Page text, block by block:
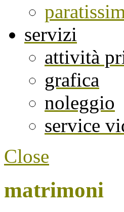
servizi
attività
grafica
noleggio
service
Close
matrimoni